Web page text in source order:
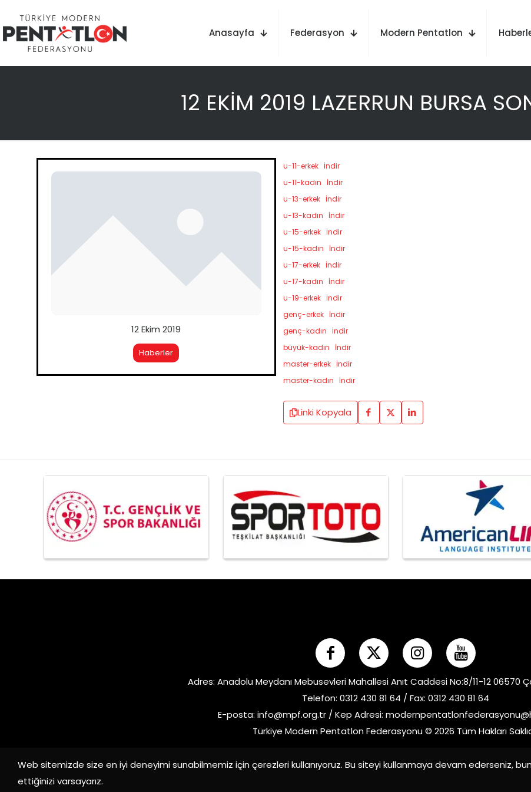
Anasayfa Federasyon Modern Pentatlon
12 EKİM 2019 LAZERRUN BURSA
12 Ekim 2019
Haberler
u-11-erkek
İndir
u-11-kadın
İndir
u-13-erkek
İndir
u-13-kadın
İndir
u-15-erkek
İndir
u-15-kadın
İndir
u-17-erkek
İndir
u-17-kadın
İndir
u-19-erkek
İndir
genç-erkek
İndir
genç-kadın
İndir
büyük-kadın
İndir
master-erkek
İndir
master-kadın
İndir
Linki Kopyala
Adres: Anadolu Meydanı Mebusevleri Mahallesi Anıt Caddesi No:8/11-12 06570
Telefon: 0312 430 81 64 / Fax: 0312 430 81 64
E-posta: info@mpf.org.tr/ Kep Adresi:
Türkiye Modern Pentatlon Federasyonu © 2026 Tüm Hakları
Web sitemizde size en iyi deneyimi sunabilmemiz için çerezleri kullanıyoruz. Bu siteyi kullanmaya devam ederseniz,
ettiğinizi varsayarız.